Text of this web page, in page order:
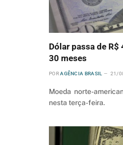
Dólar passa de
30 meses
POR AGÊNCIA BRASIL 21/
Moeda norte-
nesta terça-feira.